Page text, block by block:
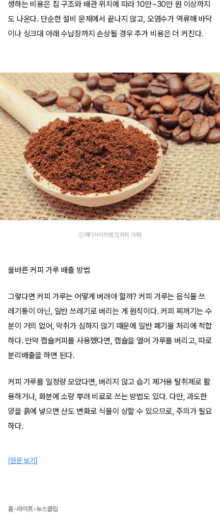
생하는 비용은 집 구조와 배관 위치에 따라 10만~30만 원 이상까지
도 나온다. 단순한 설비 문제에서 끝나지 않고, 오염수가 역류해 바닥
이나 싱크대 아래 수납장까지 손상될 경우 추가 비용은 더 커진다.
ⓒ게티이미지뱅크(커피 가루)
올바른 커피 가루 배출 방법
그렇다면 커피 가루는 어떻게 버려야 할까? 커피 가루는 음식물 쓰
레기통이 아닌, 일반 쓰레기로 버리는 게 원칙이다. 커피 찌꺼기는 수
분이 거의 없어, 악취가 심하지 않기 때문에 일반 폐기물 처리에 적합
하다. 만약 캡슐커피를 사용했다면, 캡슐을 열어 가루를 버리고, 따로
분리배출을 하면 된다.
커피 가루를 일정량 모았다면, 버리지 않고 습기 제거용 탈취제로 활
용하거나, 화분에 소량 뿌려 비료로 쓰는 방법도 있다. 다만, 과도한
양을 흙에 넣으면 산도 변화로 식물이 상할 수 있으므로, 주의가 필요
하다.
[원문 보기]
홈>라이프>뉴스클립